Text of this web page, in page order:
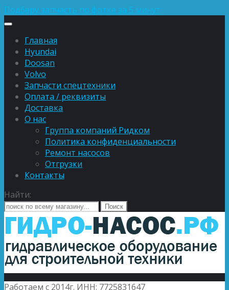
Подберу запчасть по фотке за 5 минут
Главная
Hyundai
Doosan
Volvo
Запчасти спецтехники
Оплата / реквизиты
Доставка
О нас
Группа компаний Ридком
Политика конфиденциальности
Ремонт насосов
Отгрузки
Контакты
Найти:
Работаем с 2014г. ИНН: 7725831647